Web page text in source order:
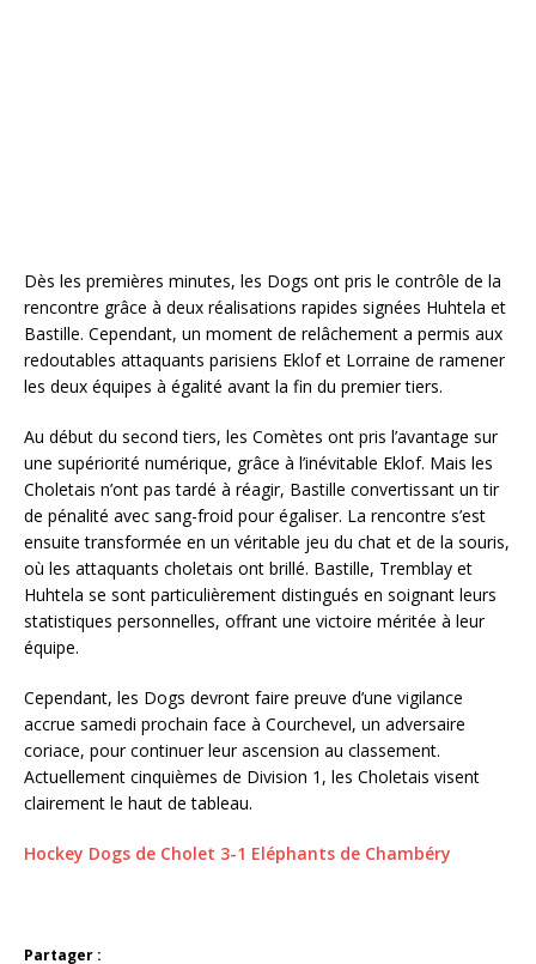
Dès les premières minutes, les Dogs ont pris le contrôle de la
rencontre grâce à deux réalisations rapides signées Huhtela et
Bastille. Cependant, un moment de relâchement a permis aux
redoutables attaquants parisiens Eklof et Lorraine de ramener
les deux équipes à égalité avant la fin du premier tiers.
Au début du second tiers, les Comètes ont pris l’avantage sur
une supériorité numérique, grâce à l’inévitable Eklof. Mais les
Choletais n’ont pas tardé à réagir, Bastille convertissant un tir
de pénalité avec sang-froid pour égaliser. La rencontre s’est
ensuite transformée en un véritable jeu du chat et de la souris,
où les attaquants choletais ont brillé. Bastille, Tremblay et
Huhtela se sont particulièrement distingués en soignant leurs
statistiques personnelles, offrant une victoire méritée à leur
équipe.
Cependant, les Dogs devront faire preuve d’une vigilance
accrue samedi prochain face à Courchevel, un adversaire
coriace, pour continuer leur ascension au classement.
Actuellement cinquièmes de Division 1, les Choletais visent
clairement le haut de tableau.
Hockey Dogs de Cholet 3-1 Eléphants de Chambéry
Partager :